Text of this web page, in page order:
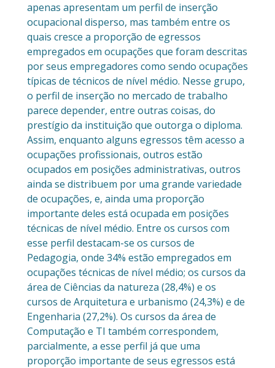
apenas apresentam um perfil de inserção
ocupacional disperso, mas também entre os
quais cresce a proporção de egressos
empregados em ocupações que foram descritas
por seus empregadores como sendo ocupações
típicas de técnicos de nível médio. Nesse grupo,
o perfil de inserção no mercado de trabalho
parece depender, entre outras coisas, do
prestígio da instituição que outorga o diploma.
Assim, enquanto alguns egressos têm acesso a
ocupações profissionais, outros estão
ocupados em posições administrativas, outros
ainda se distribuem por uma grande variedade
de ocupações, e, ainda uma proporção
importante deles está ocupada em posições
técnicas de nível médio. Entre os cursos com
esse perfil destacam-se os cursos de
Pedagogia, onde 34% estão empregados em
ocupações técnicas de nível médio; os cursos da
área de Ciências da natureza (28,4%) e os
cursos de Arquitetura e urbanismo (24,3%) e de
Engenharia (27,2%). Os cursos da área de
Computação e TI também correspondem,
parcialmente, a esse perfil já que uma
proporção importante de seus egressos está